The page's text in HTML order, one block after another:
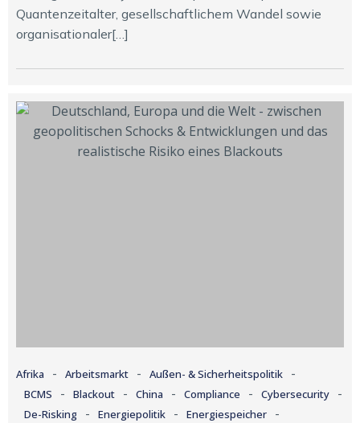
Quantenzeitalter, gesellschaftlichem Wandel sowie
organisationaler[…]
Afrika - Arbeitsmarkt - Außen- & Sicherheitspolitik -
BCMS - Blackout - China - Compliance - Cybersecurity -
De-Risking - Energiepolitik - Energiespeicher -